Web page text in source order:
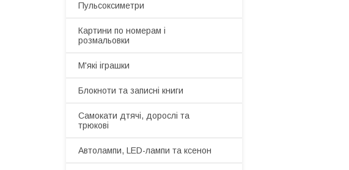
Пульсоксиметри
Картини по номерам і
розмальовки
М'які іграшки
Блокноти та записні книги
Самокати дтячі, дорослі та
трюкові
Автолампи, LED-лампи та ксенон